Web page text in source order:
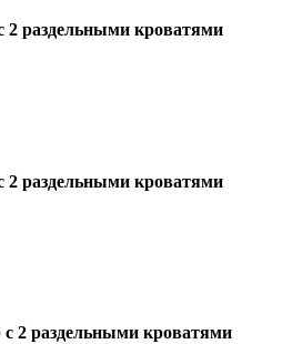
раздельными кроватями
раздельными кроватями
2 раздельными кроватями